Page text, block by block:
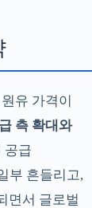
유 가격이
측 확대와
공급
부 흔들리고,
면서 글로벌